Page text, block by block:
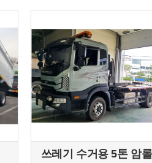
쓰레기 수거용 5톤 암롤